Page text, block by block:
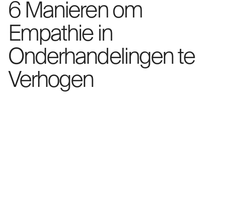
6 Manieren om
Empathie in
Onderhandelingen te
Verhogen